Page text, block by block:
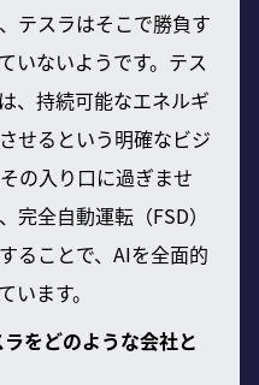
テスラはそこで勝負す
いないようです。テス
、持続可能なエネルギ
せるという明確なビジ
の入り口に過ぎませ
完全自動運転（FSD）
ることで、AIを全面的
います。
をどのような会社と